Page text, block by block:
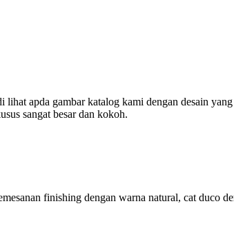
apda gambar katalog kami dengan desain
sangat besar dan kokoh.
finishing dengan warna natural, cat duco